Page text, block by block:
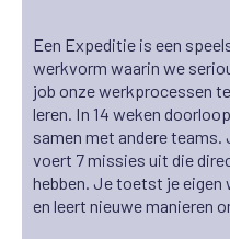
Een Expeditie is een
werkvorm waarin we
job onze werkprocessen
leren. In 14 weken
samen met andere
voert 7 missies uit die
hebben. Je toetst je eigen
en leert nieuwe manieren